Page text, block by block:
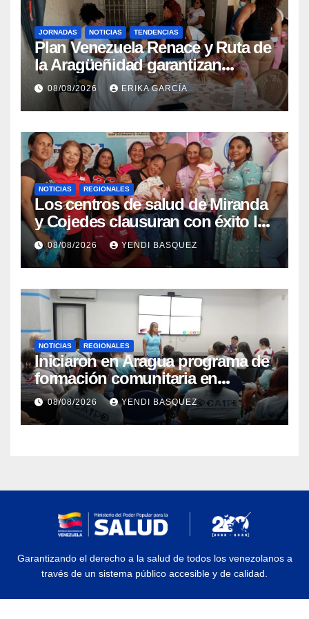
JORNADAS NOTICIAS TENDENCIAS
Plan Venezuela Renace y Ruta de
la Aragüeñidad garantizan
atención médica integral en
Aragua
08/08/2026 ERIKA GARCÍA
NOTICIAS REGIONALES
Los centros de salud de Miranda
y Cojedes clausuran con éxito la
Semana Mundial de la Lactancia
Materna
08/08/2026 YENDI BASQUEZ
NOTICIAS REGIONALES
Iniciaron en Aragua programa de
formación comunitaria en
atención a personas con
discapacidad
08/08/2026 YENDI BASQUEZ
Garantizando el derecho a la salud de todos los venezolanos a
través de un sistema público accesible y de calidad.